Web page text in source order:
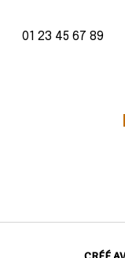
01 23 45 67 89